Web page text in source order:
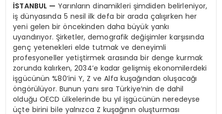
İSTANBUL — Yarınların dinamikleri şimdiden belirleniyor,
iş dünyasında 5 nesil ilk defa bir arada çalışırken her
yeni gelen bir öncekinden daha büyük yankı
uyandırıyor. Şirketler, demografik değişimler karşısında
genç yetenekleri elde tutmak ve deneyimli
profesyoneller yetiştirmek arasında bir denge kurmak
zorunda kalırken, 2034’e kadar gelişmiş ekonomilerdeki
işgücünün %80’ini Y, Z ve Alfa kuşağından oluşacağı
öngörülüyor. Bunun yanı sıra Türkiye’nin de dahil
olduğu OECD ülkelerinde bu yıl işgücünün neredeyse
üçte birini bile yalnızca Z kuşağının oluşturması